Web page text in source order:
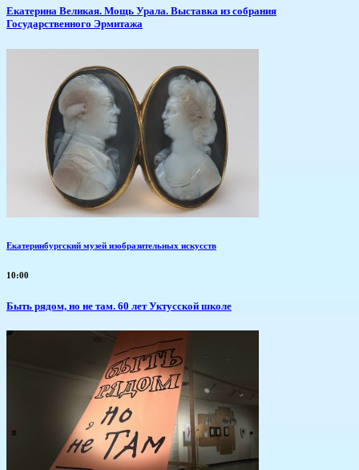
​Екатерина Великая. Мощь Урала. Выставка из собрания
Государственного Эрмитажа
Екатеринбургский музей изобразительных искусств
10:00
Быть рядом, но не там. 60 лет Уктусской школе